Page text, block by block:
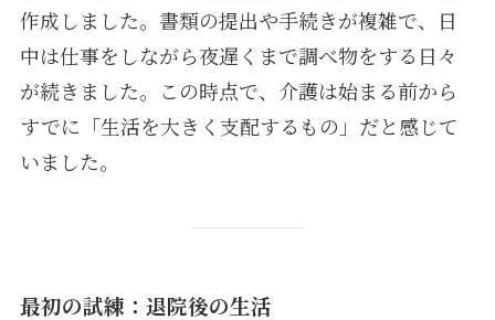
作成しました。書類の提出や手続きが複雑で、日
中は仕事をしながら夜遅くまで調べ物をする日々
が続きました。この時点で、介護は始まる前から
すでに「生活を大きく支配するもの」だと感じて
いました。
最初の試練：退院後の生活